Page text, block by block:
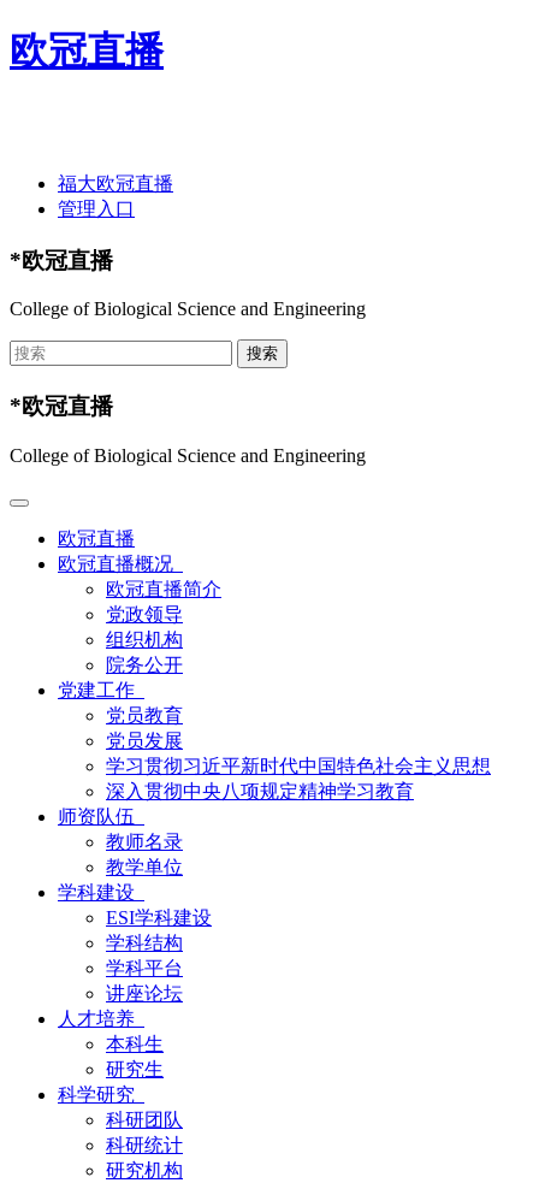
欧冠直播
福大欧冠直播
管理入口
*欧冠直播
College of Biological Science and Engineering
*欧冠直播
College of Biological Science and Engineering
欧冠直播
欧冠直播概况
欧冠直播简介
党政领导
组织机构
院务公开
党建工作
党员教育
党员发展
学习贯彻习近平新时代中国特色社会主义思想
深入贯彻中央八项规定精神学习教育
师资队伍
教师名录
教学单位
学科建设
ESI学科建设
学科结构
学科平台
讲座论坛
人才培养
本科生
研究生
科学研究
科研团队
科研统计
研究机构